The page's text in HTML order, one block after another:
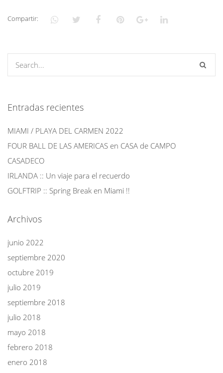
Compartir:
Entradas recientes
MIAMI / PLAYA DEL CARMEN 2022
FOUR BALL DE LAS AMERICAS en CASA de CAMPO
CASADECO
IRLANDA :: Un viaje para el recuerdo
GOLFTRIP :: Spring Break en Miami !!
Archivos
junio 2022
septiembre 2020
octubre 2019
julio 2019
septiembre 2018
julio 2018
mayo 2018
febrero 2018
enero 2018